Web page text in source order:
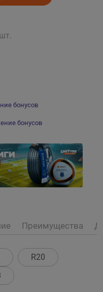
бонусов
бонусов
Преимущества
R20